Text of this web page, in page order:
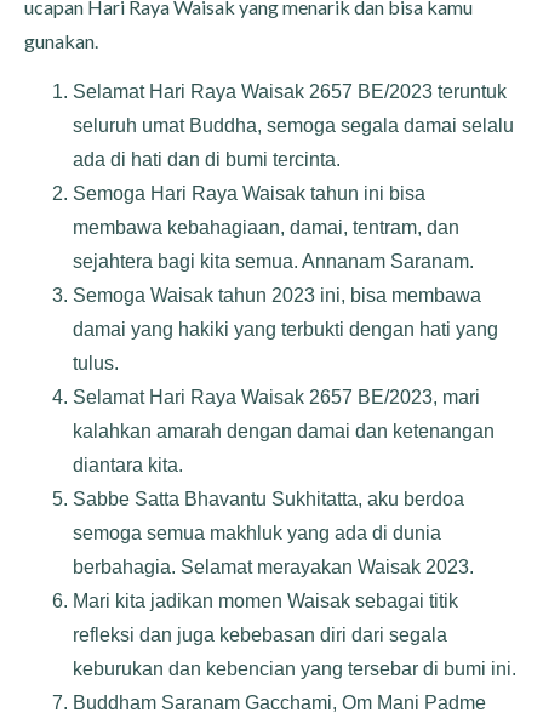
ucapan Hari Raya Waisak yang menarik dan bisa kamu
gunakan.
Selamat Hari Raya Waisak 2657 BE/2023 teruntuk
seluruh umat Buddha, semoga segala damai selalu
ada di hati dan di bumi tercinta.
Semoga Hari Raya Waisak tahun ini bisa
membawa kebahagiaan, damai, tentram, dan
sejahtera bagi kita semua. Annanam Saranam.
Semoga Waisak tahun 2023 ini, bisa membawa
damai yang hakiki yang terbukti dengan hati yang
tulus.
Selamat Hari Raya Waisak 2657 BE/2023, mari
kalahkan amarah dengan damai dan ketenangan
diantara kita.
Sabbe Satta Bhavantu Sukhitatta, aku berdoa
semoga semua makhluk yang ada di dunia
berbahagia. Selamat merayakan Waisak 2023.
Mari kita jadikan momen Waisak sebagai titik
refleksi dan juga kebebasan diri dari segala
keburukan dan kebencian yang tersebar di bumi ini.
Buddham Saranam Gacchami, Om Mani Padme